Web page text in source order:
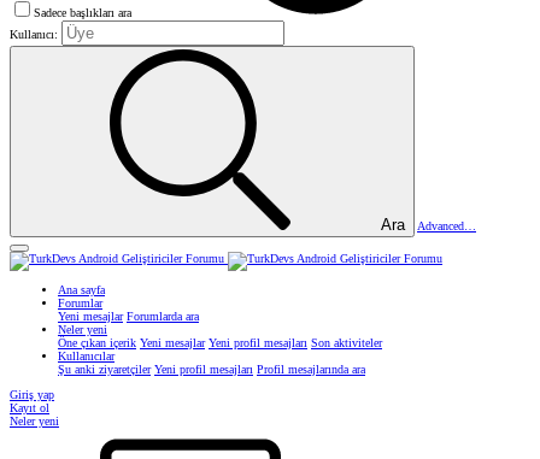
Sadece başlıkları ara
Kullanıcı:
Ara Advanced…
Ana sayfa
Forumlar
Yeni mesajlar Forumlarda ara
Neler yeni
Öne çıkan içerik Yeni mesajlar Yeni profil mesajları Son aktiviteler
Kullanıcılar
Şu anki ziyaretçiler Yeni profil mesajları Profil mesajlarında ara
Giriş yap
Kayıt ol
Neler yeni